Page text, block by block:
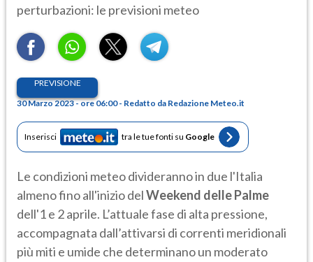
perturbazioni: le previsioni meteo
PREVISIONE
30 Marzo 2023 - ore 06:00 - Redatto da Redazione Meteo.it
Inserisci tra le tue fonti su Google
Le condizioni meteo divideranno in due l'Italia
almeno fino all'inizio delWeekend delle Palme
dell'1 e 2 aprile. L’attuale fase di alta pressione,
accompagnata dall’attivarsi di correnti meridionali
più miti e umide che determinano un moderato